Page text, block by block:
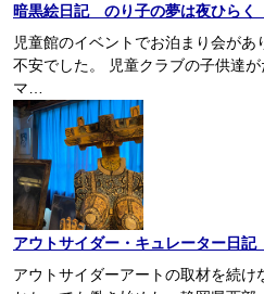
暗黒絵日記 のり子の夢は夜ひら
児童館のイベントでお泊まり会が
不安でした。 児童クラブの子供達
マ…
アウトサイダー・キュレーター日
アウトサイダーアートの取材を続